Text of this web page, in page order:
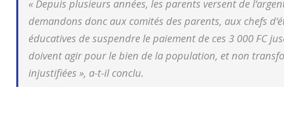
« Depuis plusieurs années, les parents versent de
demandons donc aux comités des parents, aux chefs
éducatives de suspendre le paiement de ces 3 000 FC
doivent agir pour le bien de la population, et non
injustifiées », a-t-il conclu.